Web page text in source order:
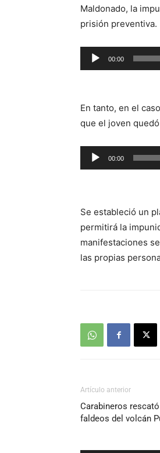
Maldonado, la
prisión preventiva.
Reproductor
de
00:00
En tanto, en el
que el joven
Reproductor
de
00:00
Se estableció un
permitirá la
manifestaciones
las propias
Artículo anterior
Carabineros
faldeos del volcán